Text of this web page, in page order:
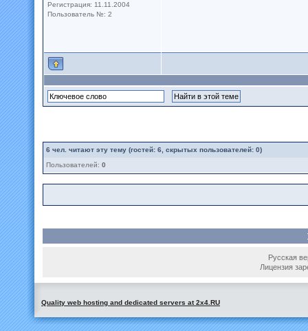
Регистрация: 11.11.2004
Пользователь №: 2
6 чел. читают эту тему (гостей: 6, скрытых пользователей: 0)
Пользователей: 0
Русская
Лицензия
Quality web hosting and dedicated servers at 2x4.RU